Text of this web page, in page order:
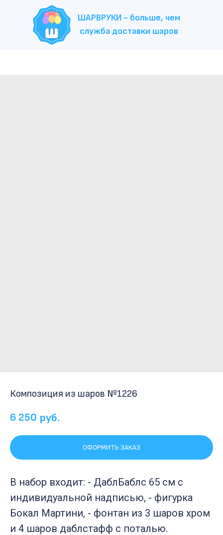
ШАРВРУКИ - больше, чем
служба доставки шаров
Композиция из шаров №1226
6 250 руб.
ОФОРМИТЬ ЗАКАЗ
В набор входит: - ДаблБаблс 65 см с
индивидуальной надписью, - фигурка
Бокал Мартини, - фонтан из 3 шаров хром
и 4 шаров даблстафф с поталью.